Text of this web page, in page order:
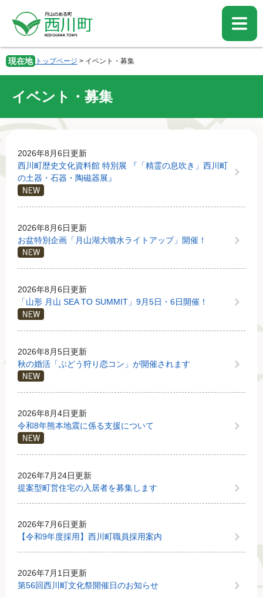
先
頭
を
飛
本
現在地 トップページ > イベント・募集
イベント・募集
本
2026年8月6日更新
西川町歴史文化資料館 特別展 『「精霊の息吹き」西川町
の土器・石器・陶磁器展』
2026年8月6日更新
お盆特別企画「月山湖大噴水ライトアップ」開催！
2026年8月6日更新
「山形 月山 SEA TO SUMMIT」9月5日・6日開催！
2026年8月5日更新
秋の婚活「ぶどう狩り恋コン」が開催されます
2026年8月4日更新
令和8年熊本地震に係る支援について
2026年7月24日更新
提案型町営住宅の入居者を募集します
2026年7月6日更新
【令和9年度採用】西川町職員採用案内
2026年7月1日更新
第56回西川町文化祭開催日のお知らせ